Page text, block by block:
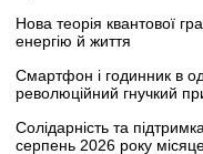
Нова теорія квантової
енергію й життя
Смартфон і годинник в
революційний гнучкий
Солідарність та
серпень 2026 року